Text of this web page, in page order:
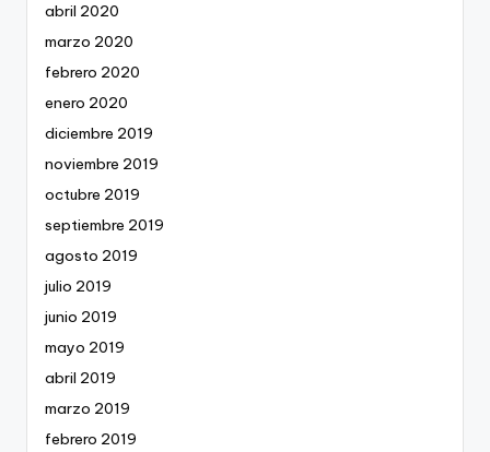
abril 2020
marzo 2020
febrero 2020
enero 2020
diciembre 2019
noviembre 2019
octubre 2019
septiembre 2019
agosto 2019
julio 2019
junio 2019
mayo 2019
abril 2019
marzo 2019
febrero 2019